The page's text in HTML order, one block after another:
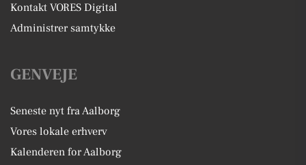
Kontakt VORES Digital
Administrer samtykke
GENVEJE
Seneste nyt fra Aalborg
Vores lokale erhverv
Kalenderen for Aalborg